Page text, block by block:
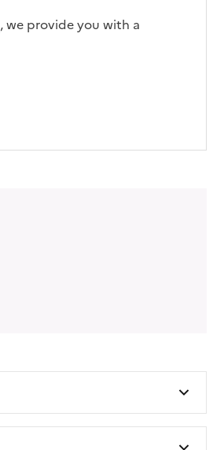
, we provide you with a